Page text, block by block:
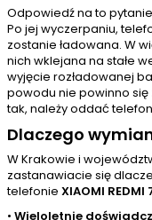
Odpowiedź na to
Po jej wyczerpaniu,
zostanie ładowana. W
nich wklejana na stałe
wyjęcie rozładowanej
powodu nie powinno się
tak, należy oddać
Dlaczego
W Krakowie i
zastanawiacie się
telefonie XIAOMI REDMI
• Wieloletnie